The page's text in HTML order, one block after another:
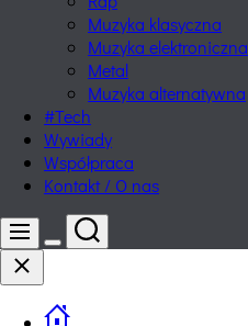
Muzyka klasyczna
Muzyka elektroniczna
Metal
Muzyka alternatywna
#Tech
Wywiady
Współpraca
Kontakt / O nas
Menu
Switch
Search
Close